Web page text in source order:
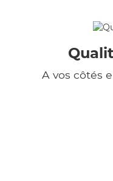
A vos côtés